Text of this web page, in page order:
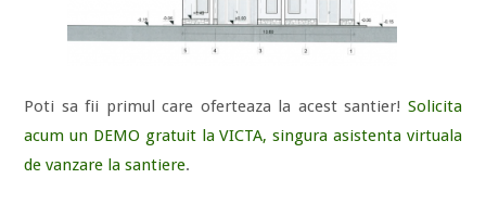
Poti sa fii primul care oferteaza la acest santier! Solicita
acum un DEMO gratuit la VICTA, singura asistenta virtuala
de vanzare la santiere.